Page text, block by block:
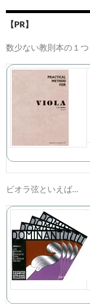
【PR】
数少ない教則本の１つ
ビオラ弦といえば…